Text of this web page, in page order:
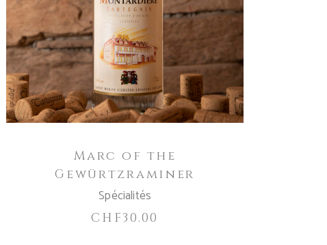
ADD TO CART
Marc of the
Gewürtzraminer
Spécialités
CHF30.00